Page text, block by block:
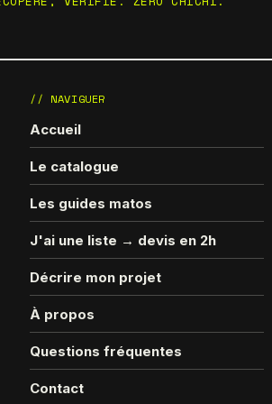
// NAVIGUER
Accueil
Le catalogue
Les guides matos
J'ai une liste → devis en 2h
Décrire mon projet
À propos
Questions fréquentes
Contact